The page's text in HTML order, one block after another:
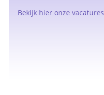
Bekijk hier onze vacatures